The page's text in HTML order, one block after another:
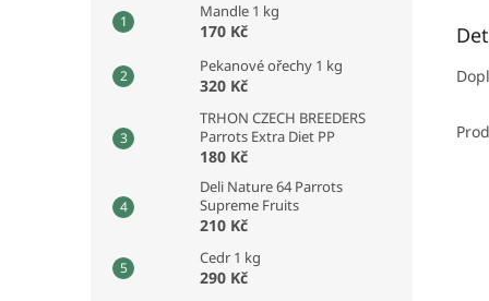
Mandle 1 kg
170 Kč
Pekanové ořechy 1 kg
320 Kč
TRHON CZECH BREEDERS
Parrots Extra Diet PP
180 Kč
Deli Nature 64 Parrots
Supreme Fruits
210 Kč
Cedr 1 kg
290 Kč